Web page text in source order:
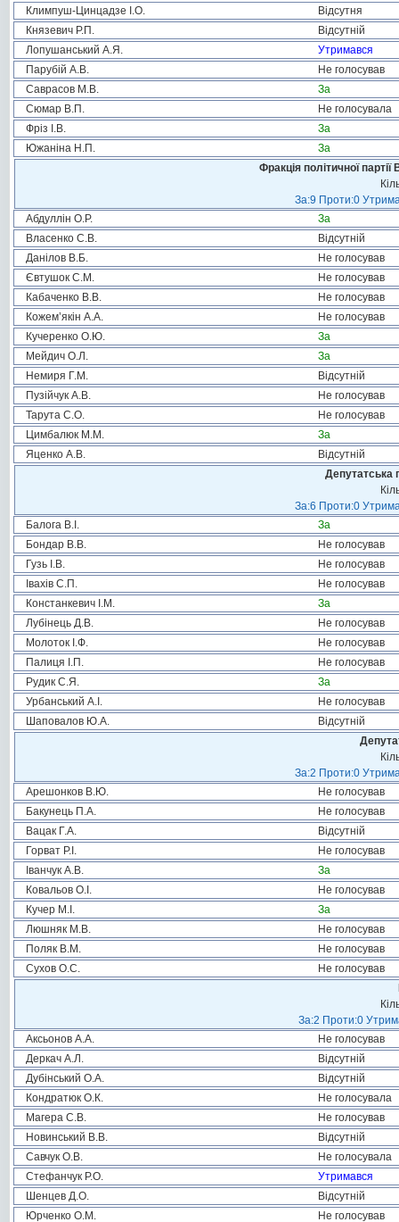
Климпуш-Цинцадзе І.О.
Відсутня
Князевич Р.П.
Відсутній
Лопушанський А.Я.
Утримався
Парубій А.В.
Не голосував
Саврасов М.В.
За
Сюмар В.П.
Не голосувала
Фріз І.В.
За
Южаніна Н.П.
За
Фракція політичної
За:9 Проти:0
Абдуллін О.Р.
За
Власенко С.В.
Відсутній
Данілов В.Б.
Не голосував
Євтушок С.М.
Не голосував
Кабаченко В.В.
Не голосував
Кожем’якін А.А.
Не голосував
Кучеренко О.Ю.
За
Мейдич О.Л.
За
Немиря Г.М.
Відсутній
Пузійчук А.В.
Не голосував
Тарута С.О.
Не голосував
Цимбалюк М.М.
За
Яценко А.В.
Відсутній
Депутатська
За:6 Проти:0
Балога В.І.
За
Бондар В.В.
Не голосував
Гузь І.В.
Не голосував
Івахів С.П.
Не голосував
Констанкевич І.М.
За
Лубінець Д.В.
Не голосував
Молоток І.Ф.
Не голосував
Палиця І.П.
Не голосував
Рудик С.Я.
За
Урбанський А.І.
Не голосував
Шаповалов Ю.А.
Відсутній
За:2 Проти:0
Арешонков В.Ю.
Не голосував
Бакунець П.А.
Не голосував
Вацак Г.А.
Відсутній
Горват Р.І.
Не голосував
Іванчук А.В.
За
Ковальов О.І.
Не голосував
Кучер М.І.
За
Люшняк М.В.
Не голосував
Поляк В.М.
Не голосував
Сухов О.С.
Не голосував
За:2 Проти:0
Аксьонов А.А.
Не голосував
Деркач А.Л.
Відсутній
Дубінський О.А.
Відсутній
Кондратюк О.К.
Не голосувала
Магера С.В.
Не голосував
Новинський В.В.
Відсутній
Савчук О.В.
Не голосувала
Стефанчук Р.О.
Утримався
Шенцев Д.О.
Відсутній
Юрченко О.М.
Не голосував